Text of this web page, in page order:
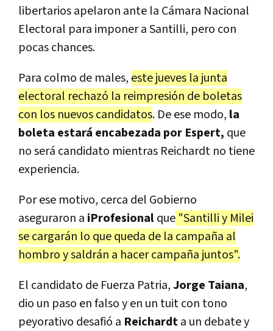
libertarios apelaron ante la Cámara Nacional
Electoral para imponer a Santilli, pero con
pocas chances.
Para colmo de males, este jueves la junta
electoral rechazó la reimpresión de boletas
con los nuevos candidatos. De ese modo, la
boleta estará encabezada por Espert, que
no será candidato mientras Reichardt no tiene
experiencia.
Por ese motivo, cerca del Gobierno
aseguraron a iProfesionalque "Santilli y Milei
se cargarán lo que queda de la campaña al
hombro y saldrán a hacer campaña juntos".
El candidato de Fuerza Patria,Jorge Taiana,
dio un paso en falso y en un tuit con tono
peyorativo desafió a Reichardta un debate y